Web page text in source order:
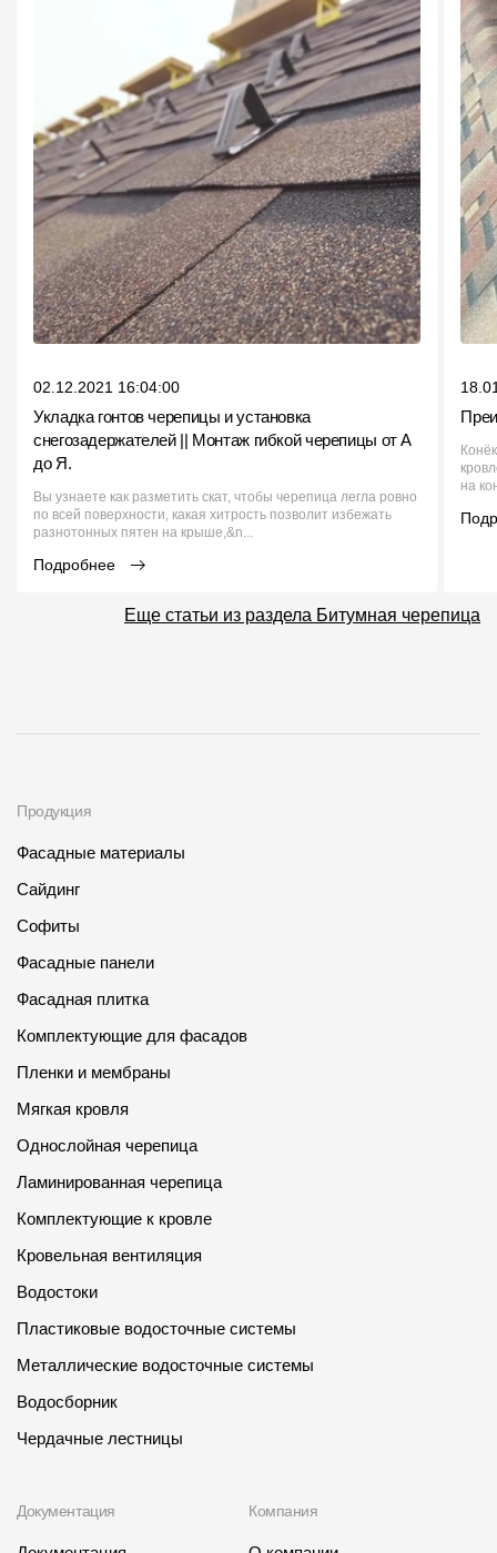
02.12.2021 16:04:00
Укладка гонтов черепицы и установка
снегозадержателей || Монтаж гибкой черепицы от А
до Я.
Вы узнаете как разметить скат, чтобы черепица легла ровно
по всей поверхности, какая хитрость позволит избежать
разнотонных пятен на крыше,&n...
Подробнее
на
Еще статьи из раздела Битумная черепица
Продукция
Фасадные материалы
Сайдинг
Софиты
Фасадные панели
Фасадная плитка
Комплектующие для фасадов
Пленки и мембраны
Мягкая кровля
Однослойная черепица
Ламинированная черепица
Комплектующие к кровле
Кровельная вентиляция
Водостоки
Пластиковые водосточные системы
Металлические водосточные системы
Водосборник
Чердачные лестницы
Документация Компания